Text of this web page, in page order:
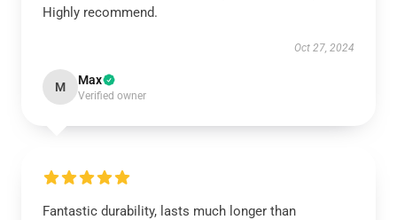
Highly recommend.
Oct 27, 2024
M Max
Verified owner
Fantastic durability, lasts much longer than